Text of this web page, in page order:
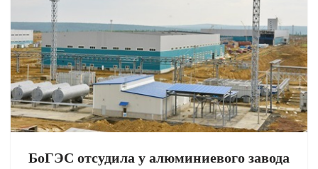
БоГЭС отсудила у алюминиевого завода